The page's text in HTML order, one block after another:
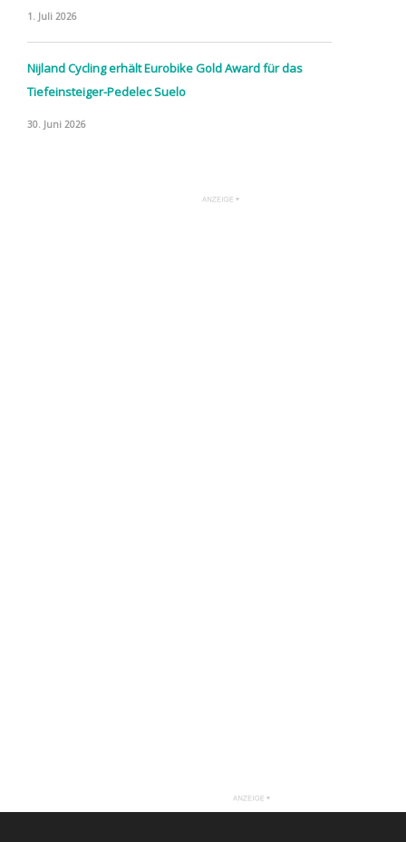
1. Juli 2026
Nijland Cycling erhält Eurobike Gold Award für das
Tiefeinsteiger-Pedelec Suelo
30. Juni 2026